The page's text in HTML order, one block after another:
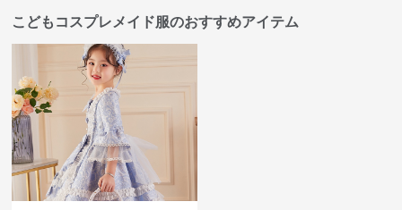
こどもコスプレメイド服のおすすめアイテム